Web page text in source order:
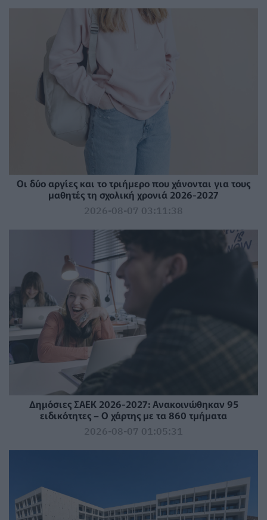
Οι δύο αργίες και το τριήμερο που χάνονται για τους
μαθητές τη σχολική χρονιά 2026-2027
2026-08-07 03:11:38
Δημόσιες ΣΑΕΚ 2026-2027: Ανακοινώθηκαν 95
ειδικότητες – Ο χάρτης με τα 860 τμήματα
2026-08-07 01:05:31